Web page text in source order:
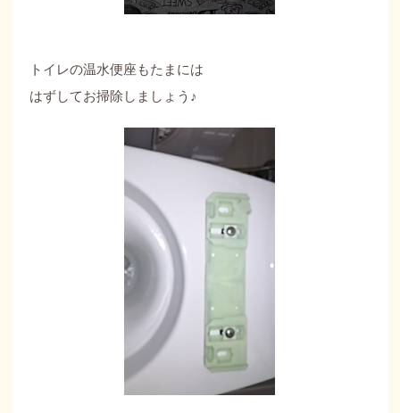
トイレの温水便座もたまには
はずしてお掃除しましょう♪